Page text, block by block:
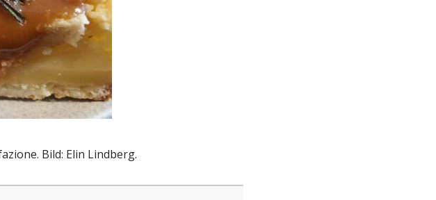
Bild: Elin Lindberg.